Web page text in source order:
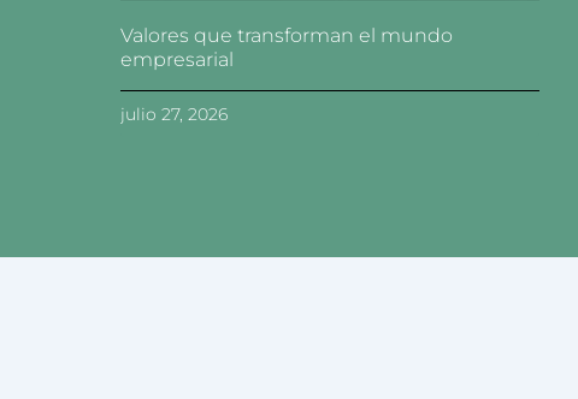
Valores que transforman el mundo
empresarial
julio 27, 2026